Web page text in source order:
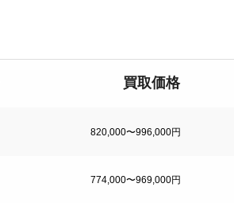
買取価格
820,000〜996,000円
774,000〜969,000円